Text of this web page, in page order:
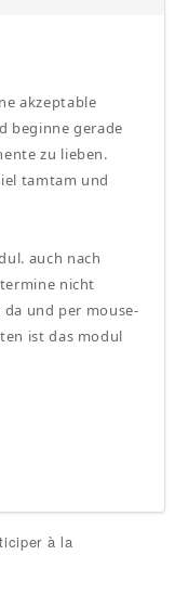
akzeptable
beginne gerade
zu lieben.
tamtam und
auch nach
nicht
und per mouse-
ist das modul
à la